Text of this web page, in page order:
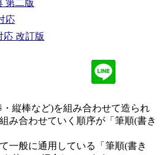
第二版
応
応 改訂版
縦棒など)を組み合わせて造られ
み合わせていく順序が「筆順(書き
一般に通用している「筆順(書き